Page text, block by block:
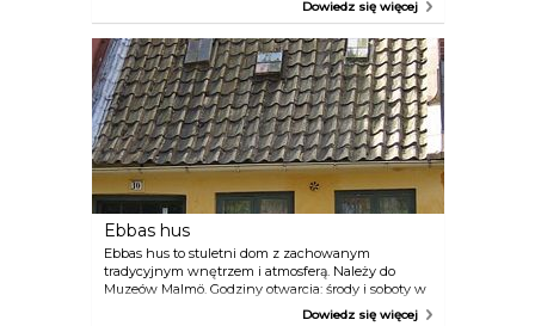
metrowy wieżowiec Turning Torso oraz odwiedzić
skatepark Stapelbäddsparken, którzy przyciąga
miłośników jazdy na deskorolce z całego świata. W
dzielnicy tej można znaleźć piękne bulwary,
wspaniałe kąpieliska, odpocząć w spokojnych
restauracjach i kawiarniach, zorganizować pikniki
na trawie, a także uczestniczyć w ciekawych grach
i zabawach. Zaledwie dziesięć minut pieszo od
Dworca Centralnego Malmö znajduje się przystań
Dockan z dużą liczbą miejsc do cumowania i
udogodnień dla gości przybyłych łodziami.
Dowiedz się więcej
Ebbas hus
Ebbas hus to stuletni dom z zachowanym
tradycyjnym wnętrzem i atmosferą. Należy do
Muzeów Malmö. Godziny otwarcia: środy i soboty w
Dowiedz się więcej